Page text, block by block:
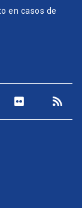
en casos de